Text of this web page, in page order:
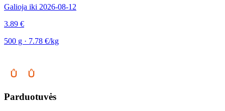
Galioja iki 2026-08-12
3.89 €
500 g · 7.78 €/kg
Parduotuvės